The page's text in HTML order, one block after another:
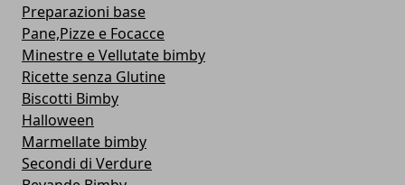
Preparazioni base
Pane,Pizze e Focacce
Minestre e Vellutate bimby
Ricette senza Glutine
Biscotti Bimby
Halloween
Marmellate bimby
Secondi di Verdure